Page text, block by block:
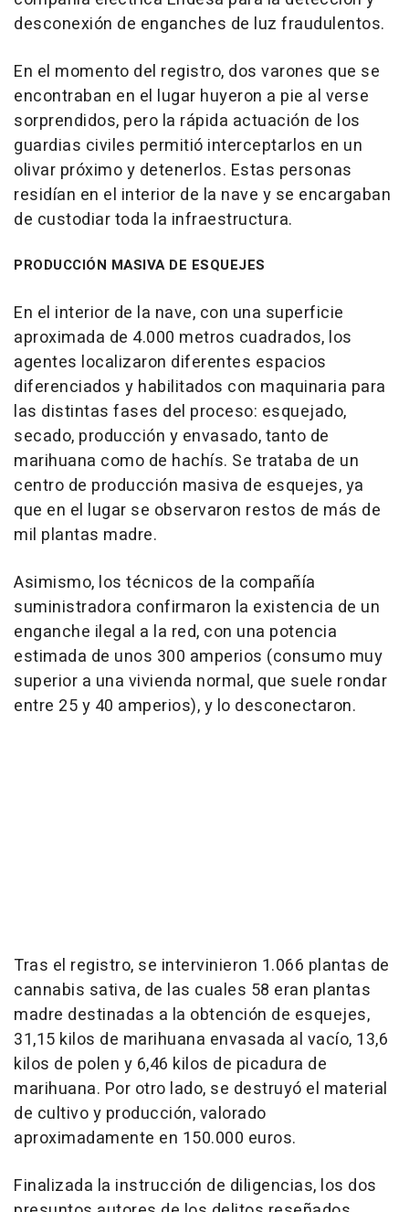
desconexión de enganches de luz fraudulentos.
En el momento del registro, dos varones que se
encontraban en el lugar huyeron a pie al verse
sorprendidos, pero la rápida actuación de los
guardias civiles permitió interceptarlos en un
olivar próximo y detenerlos. Estas personas
residían en el interior de la nave y se encargaban
de custodiar toda la infraestructura.
PRODUCCIÓN MASIVA DE ESQUEJES
En el interior de la nave, con una superficie
aproximada de 4.000 metros cuadrados, los
agentes localizaron diferentes espacios
diferenciados y habilitados con maquinaria para
las distintas fases del proceso: esquejado,
secado, producción y envasado, tanto de
marihuana como de hachís. Se trataba de un
centro de producción masiva de esquejes, ya
que en el lugar se observaron restos de más de
mil plantas madre.
Asimismo, los técnicos de la compañía
suministradora confirmaron la existencia de un
enganche ilegal a la red, con una potencia
estimada de unos 300 amperios (consumo muy
superior a una vivienda normal, que suele rondar
entre 25 y 40 amperios), y lo desconectaron.
Tras el registro, se intervinieron 1.066 plantas de
cannabis sativa, de las cuales 58 eran plantas
madre destinadas a la obtención de esquejes,
31,15 kilos de marihuana envasada al vacío, 13,6
kilos de polen y 6,46 kilos de picadura de
marihuana. Por otro lado, se destruyó el material
de cultivo y producción, valorado
aproximadamente en 150.000 euros.
Finalizada la instrucción de diligencias, los dos